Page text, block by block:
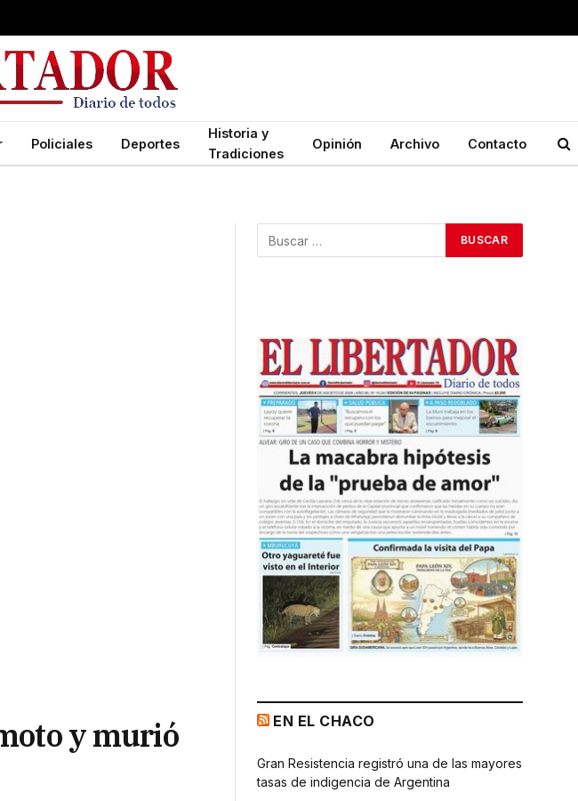
Policiales Deportes
Historia y
Tradiciones
Opinión Archivo Contacto
y murió EN EL CHACO
Gran Resistencia registró una de las mayores
tasas de indigencia de Argentina